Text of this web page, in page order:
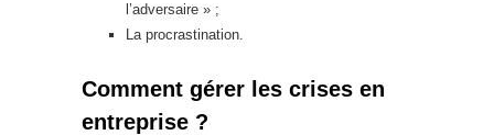
l’adversaire » ;
La procrastination.
Comment gérer les crises en
entreprise ?